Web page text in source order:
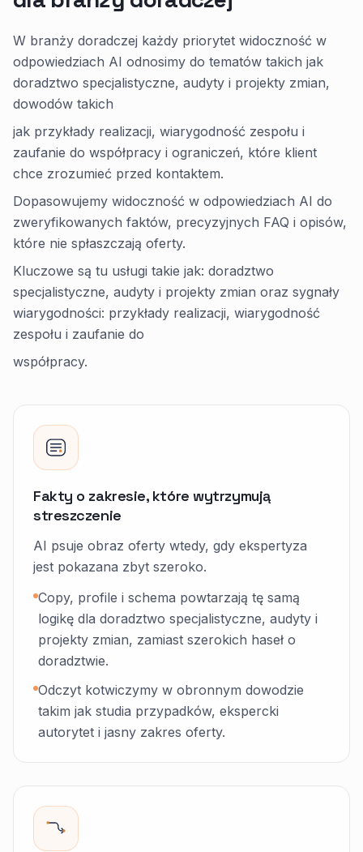
W branży doradczej każdy priorytet widoczność w
odpowiedziach AI odnosimy do tematów takich jak
doradztwo specjalistyczne, audyty i projekty zmian,
dowodów takich
jak przykłady realizacji, wiarygodność zespołu i
zaufanie do współpracy i ograniczeń, które klient
chce zrozumieć przed kontaktem.
Dopasowujemy widoczność w odpowiedziach AI do
zweryfikowanych faktów, precyzyjnych FAQ i opisów,
które nie spłaszczają oferty.
Kluczowe są tu usługi takie jak: doradztwo
specjalistyczne, audyty i projekty zmian oraz sygnały
wiarygodności: przykłady realizacji, wiarygodność
zespołu i zaufanie do
współpracy.
Fakty o zakresie, które wytrzymują
streszczenie
AI psuje obraz oferty wtedy, gdy ekspertyza
jest pokazana zbyt szeroko.
Copy, profile i schema powtarzają tę samą
logikę dla doradztwo specjalistyczne, audyty i
projekty zmian, zamiast szerokich haseł o
doradztwie.
Odczyt kotwiczymy w obronnym dowodzie
takim jak studia przypadków, ekspercki
autorytet i jasny zakres oferty.